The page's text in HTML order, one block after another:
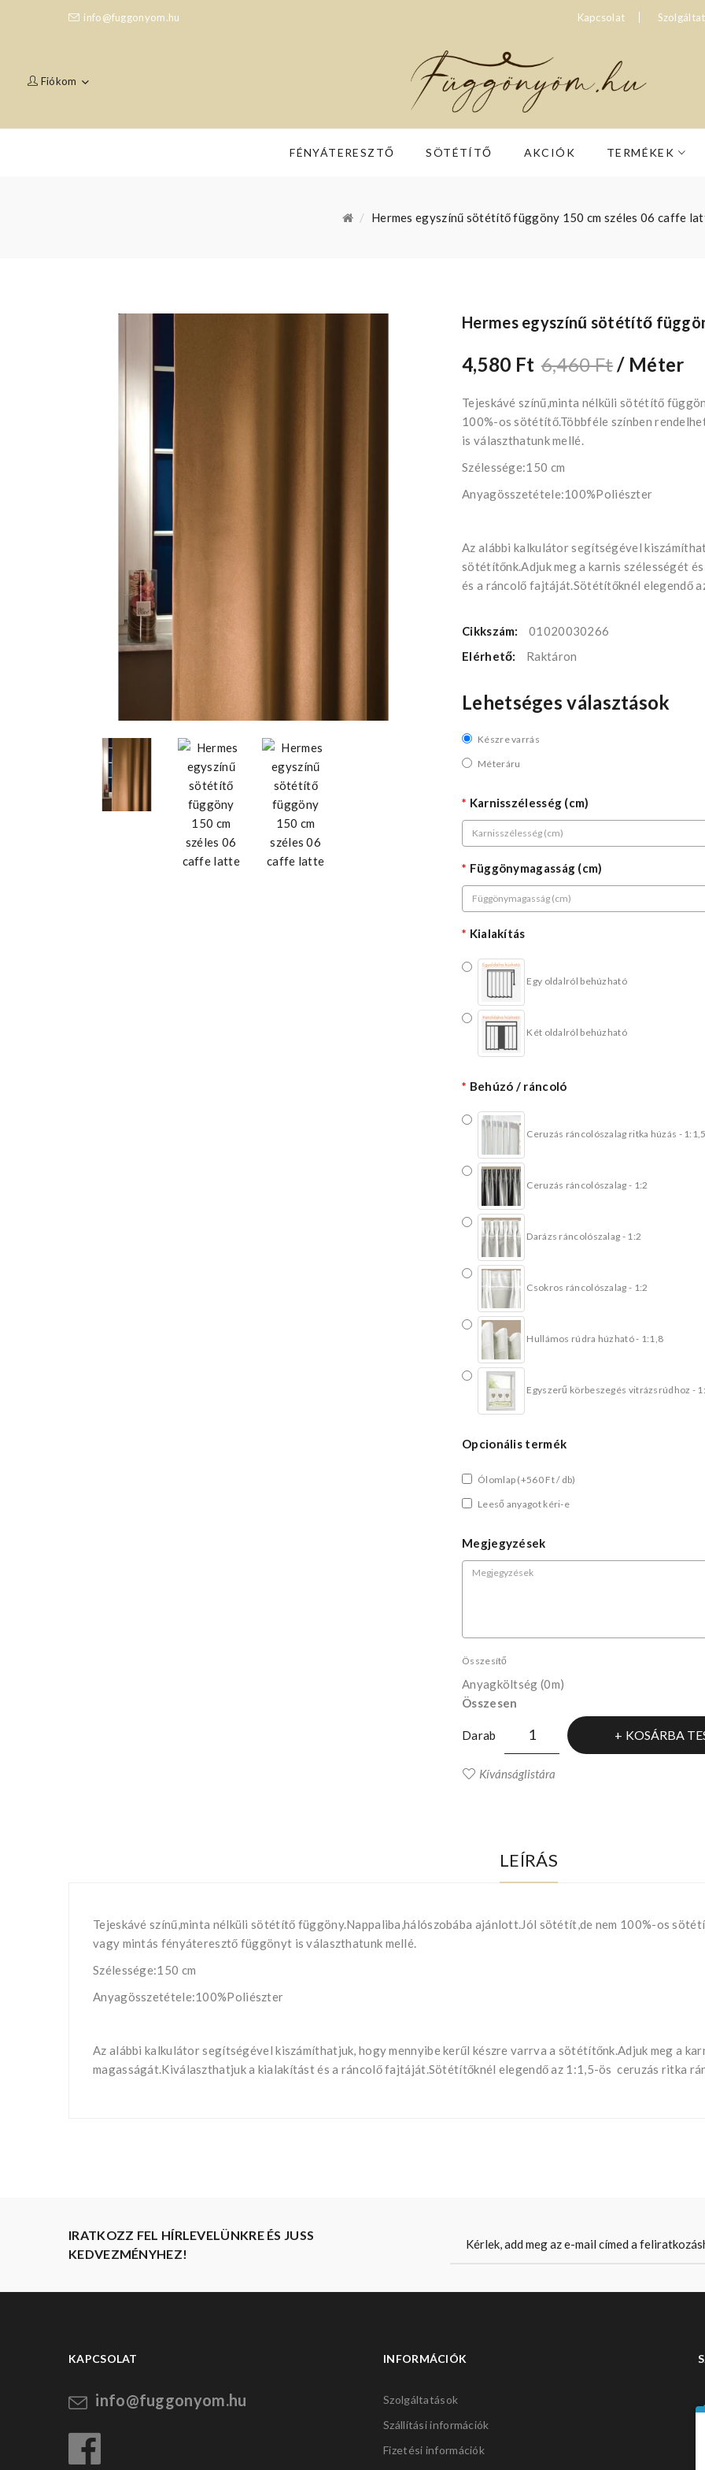
info@fuggonyom.hu Kapcsolat
Fiókom
FÉNYÁTERESZTŐ SÖTÉTÍTŐ AKCIÓK TERMÉKEK
Hermes egyszínű sötétítő függöny 150 cm széles 06 caffe
Hermes egyszínű sötétítő
4,580 Ft 6,460 Ft / Méter
Tejeskávé színű,minta nélküli sötétítő
100%-os sötétítő.Többféle színben
is választhatunk mellé.
Szélessége:150 cm
Anyagösszetétele:100%Poliészter
Az alábbi kalkulátor segítségével
sötétítőnk.Adjuk meg a karnis szélességét
és a ráncolő fajtáját.Sötétítőknél elegendő
Cikkszám:
01020030266
Elérhető:
Raktáron
Lehetséges választások
Készre varrás
Méteráru
Karnisszélesség (cm)
Függönymagasság (cm)
Kialakítás
Egy oldalról behúzható
Két oldalról behúzható
Behúzó / ráncoló
Ceruzás ráncolószalag ritka húzás - 1:1,5
Ceruzás ráncolószalag - 1:2
Darázs ráncolószalag - 1:2
Csokros ráncolószalag - 1:2
Hullámos rúdra húzható - 1:1,8
Egyszerű körbeszegés vitrázsrúdhoz -
Opcionális termék
Ólomlap (+560 Ft / db)
Leeső anyagot kéri-e
Megjegyzések
Összesítő
Anyagköltség (0m)
Összesen
Darab KOSÁRBA
Kívánságlistára
LEÍRÁS
Tejeskávé színű,minta nélküli sötétítő függöny.Nappaliba,hálószobába ajánlott.Jól sötétít,de nem 100%-os
vagy mintás fényáteresztő függönyt is választhatunk mellé.
Szélessége:150 cm
Anyagösszetétele:100%Poliészter
Az alábbi kalkulátor segítségével kiszámíthatjuk, hogy mennyibe kerűl készre varrva a sötétítőnk.Adjuk meg a
magasságát.Kiválaszthatjuk a kialakítást és a ráncolő fajtáját.Sötétítőknél elegendő az 1:1,5-ös ceruzás ritka
IRATKOZZ FEL HÍRLEVELÜNKRE ÉS JUSS
KEDVEZMÉNYHEZ!
KAPCSOLAT
info@fuggonyom.hu
INFORMÁCIÓK
Szolgáltatások
Szállítási információk
Fizetési információk